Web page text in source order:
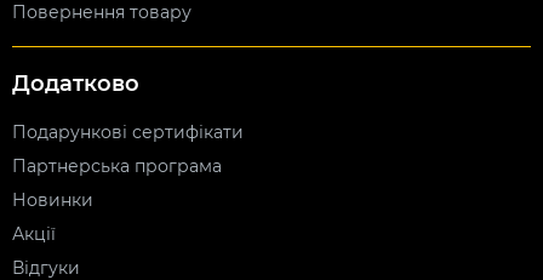
Повернення товару
Додатково
Подарункові сертифікати
Партнерська програма
Новинки
Акції
Відгуки